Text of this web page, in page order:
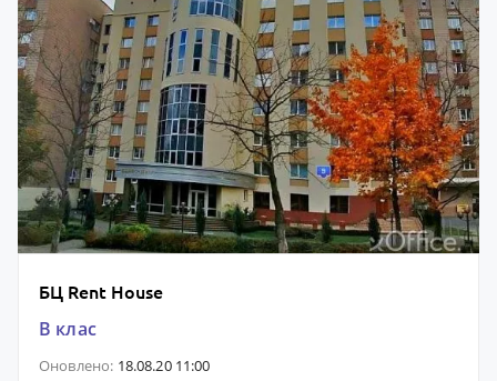
БЦ Rent House
B клас
Оновлено: 18.08.20 11:00